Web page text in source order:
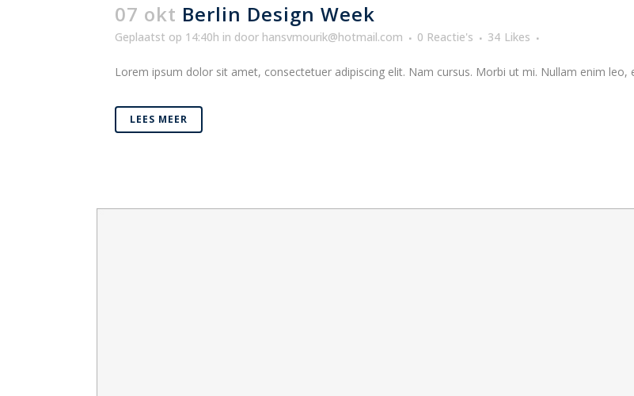
07 okt Berlin Design Week
Geplaatst op 14:40h in door hansvmourik@hotmail.com 0 Reactie's 34 Likes
Lorem ipsum dolor sit amet, consectetuer adipiscing elit. Nam cursus. Morbi ut mi. Nullam enim
LEES MEER